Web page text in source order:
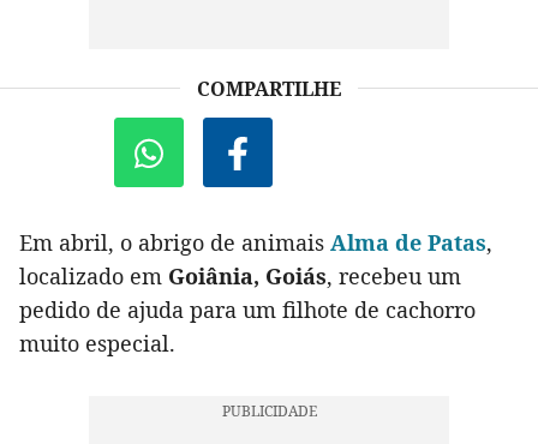
COMPARTILHE
Em abril, o abrigo de animais Alma de Patas,
localizado em Goiânia, Goiás, recebeu um
pedido de ajuda para um filhote de cachorro
muito especial.